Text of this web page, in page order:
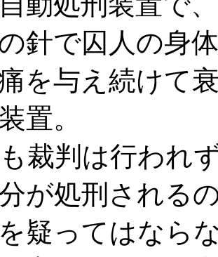
針で囚人の身
を与え続けて
置。
裁判は行われ
が処刑される
を疑ってはなら